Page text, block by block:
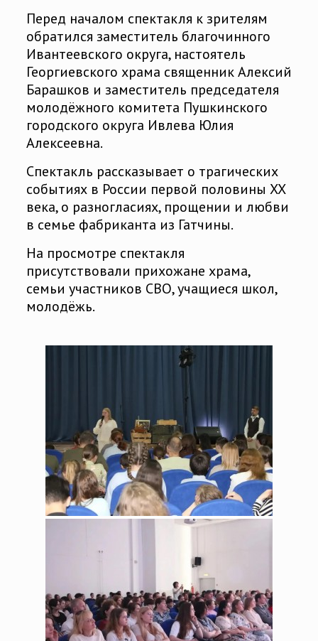
Перед началом спектакля к зрителям
обратился заместитель благочинного
Ивантеевского округа, настоятель
Георгиевского храма священник Алексий
Барашков и заместитель председателя
молодёжного комитета Пушкинского
городского округа Ивлева Юлия
Алексеевна.
Спектакль рассказывает о трагических
событиях в России первой половины XX
века, о разногласиях, прощении и любви
в семье фабриканта из Гатчины.
На просмотре спектакля
присутствовали прихожане храма,
семьи участников СВО, учащиеся школ,
молодёжь.